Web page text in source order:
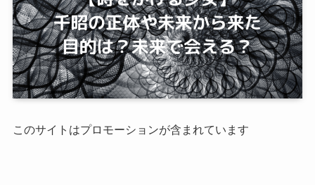
このサイトはプロモーションが含まれています